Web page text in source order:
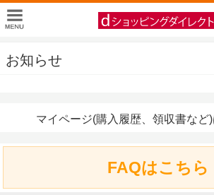
お知らせ
マイページ(購入履歴、領収書など)
FAQはこちら